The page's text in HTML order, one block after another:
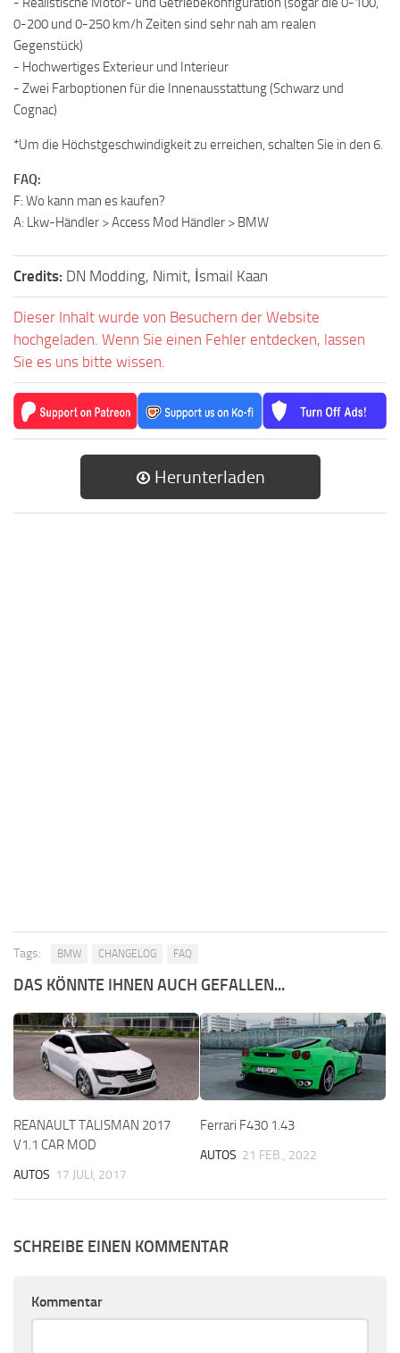
0-200 und 0-250 km/h Zeiten sind sehr nah am realen
Gegenstück)
- Hochwertiges Exterieur und Interieur
- Zwei Farboptionen für die Innenausstattung (Schwarz und
Cognac)
*Um die Höchstgeschwindigkeit zu erreichen, schalten Sie in den 6.
FAQ:
F: Wo kann man es kaufen?
A: Lkw-Händler > Access Mod Händler > BMW
Credits: DN Modding, Nimit, İsmail Kaan
Dieser Inhalt wurde von Besuchern der Website
hochgeladen. Wenn Sie einen Fehler entdecken, lassen
Sie es uns bitte wissen.
Herunterladen
Tags: BMW CHANGELOG FAQ
DAS KÖNNTE IHNEN AUCH GEFALLEN...
REANAULT TALISMAN 2017
V1.1 CAR MOD
AUTOS 17 JULI, 2017
Ferrari F430 1.43
AUTOS 21 FEB., 2022
SCHREIBE EINEN KOMMENTAR
Kommentar